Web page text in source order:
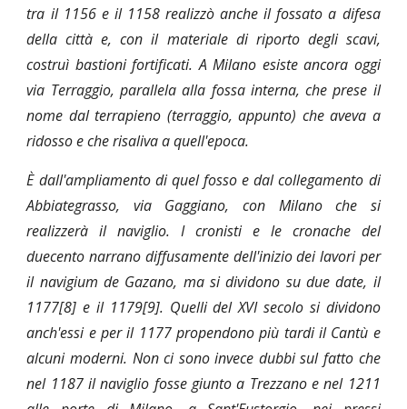
tra il 1156 e il 1158 realizzò anche il fossato a difesa
della città e, con il materiale di riporto degli scavi,
costruì bastioni fortificati. A Milano esiste ancora oggi
via Terraggio, parallela alla fossa interna, che prese il
nome dal terrapieno (terraggio, appunto) che aveva a
ridosso e che risaliva a quell'epoca.
È dall'ampliamento di quel fosso e dal collegamento di
Abbiategrasso, via Gaggiano, con Milano che si
realizzerà il naviglio. I cronisti e le cronache del
duecento narrano diffusamente dell'inizio dei lavori per
il navigium de Gazano, ma si dividono su due date, il
1177[8] e il 1179[9]. Quelli del XVI secolo si dividono
anch'essi e per il 1177 propendono più tardi il Cantù e
alcuni moderni. Non ci sono invece dubbi sul fatto che
nel 1187 il naviglio fosse giunto a Trezzano e nel 1211